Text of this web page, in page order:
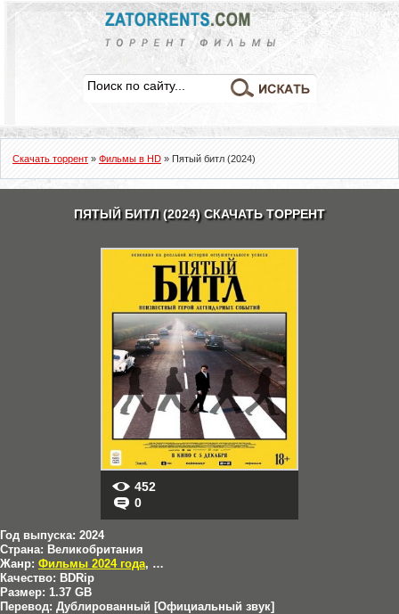
Скачать торрент » Фильмы в HD » Пятый битл (2024)
ПЯТЫЙ БИТЛ (2024) СКАЧАТЬ ТОРРЕНТ
452
0
Год выпуска: 2024
Страна: Великобритания
Жанр: Фильмы 2024 года, Драмы
Качество: BDRip
Размер: 1.37 GB
Перевод: Дублированный [Официальный звук]